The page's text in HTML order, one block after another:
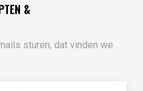
&
sturen, dat vinden we